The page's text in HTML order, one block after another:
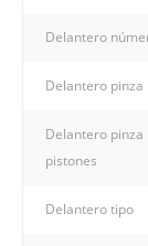
Delantero
Delantero pinza
Delantero pinza
pistones
Delantero tipo